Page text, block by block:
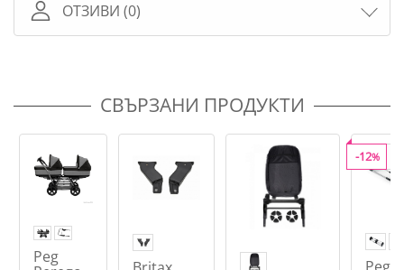
ОТЗИВИ (0)
СВЪРЗАНИ ПРОДУКТИ
Peg
-12%